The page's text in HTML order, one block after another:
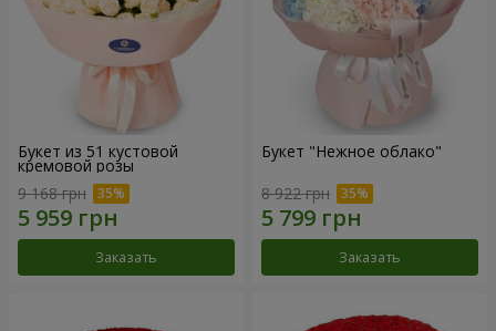
Букет из 51 кустовой
кремовой розы
9 168 грн
Заказать
Букет "Нежное облако"
8 922 грн
Заказать